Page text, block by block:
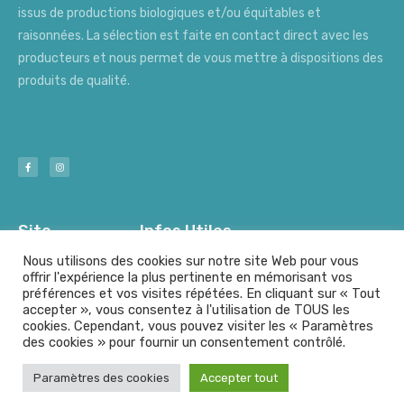
issus de productions biologiques et/ou équitables et
raisonnées. La sélection est faite en contact direct avec les
producteurs et nous permet de vous mettre à dispositions des
produits de qualité.
Site Infos Utiles
© A l'origine - Tout droits résérvés
Fait avec
par leGroup Graphic
Nous utilisons des cookies sur notre site Web pour vous
offrir l'expérience la plus pertinente en mémorisant vos
préférences et vos visites répétées. En cliquant sur « Tout
accepter », vous consentez à l'utilisation de TOUS les
cookies. Cependant, vous pouvez visiter les « Paramètres
des cookies » pour fournir un consentement contrôlé.
Paramètres des cookies Accepter tout